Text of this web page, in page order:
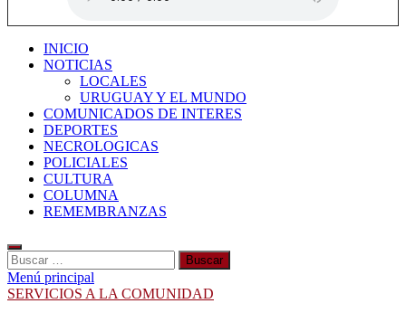
INICIO
NOTICIAS
LOCALES
URUGUAY Y EL MUNDO
COMUNICADOS DE INTERES
DEPORTES
NECROLOGICAS
POLICIALES
CULTURA
COLUMNA
REMEMBRANZAS
Buscar:
Menú principal
SERVICIOS A LA COMUNIDAD